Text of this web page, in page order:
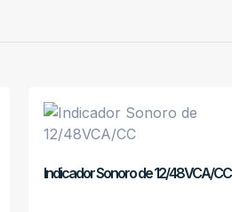
Indicador Sonoro de 12/48VCA/CC